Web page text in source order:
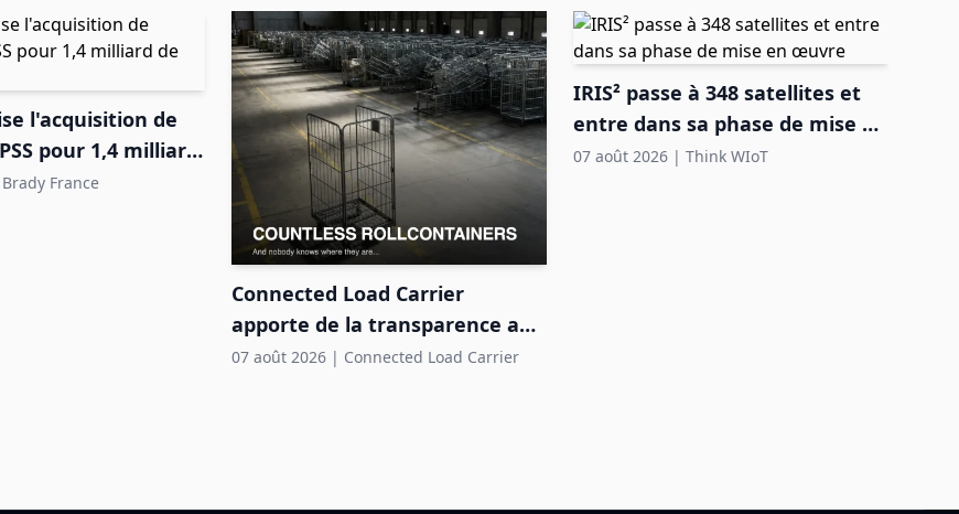
l'acquisition de
pour 1,4 milliard
Brady France
Connected Load Carrier
apporte de la transparence aux
pools de roll-conteneurs
07 août 2026 | Connected Load Carrier
IRIS² passe à 348 satellites et
entre dans sa phase de mise en
œuvre
07 août 2026 | Think WIoT